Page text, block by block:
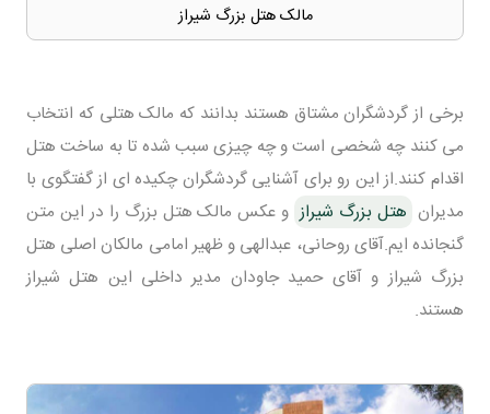
مالک هتل بزرگ شیراز
برخی از گردشگران مشتاق هستند بدانند که مالک هتلی که انتخاب
می کنند چه شخصی است و چه چیزی سبب شده تا به ساخت هتل
اقدام کنند.از این رو برای آشنایی گردشگران چکیده ای از گفتگوی با
مدیران هتل بزرگ شیراز و عکس مالک هتل بزرگ را در این متن
گنجانده ایم.آقای روحانی، عبدالهی و ظهیر امامی مالکان اصلی هتل
بزرگ شیراز و آقای حمید جاودان مدیر داخلی این هتل شیراز
هستند.